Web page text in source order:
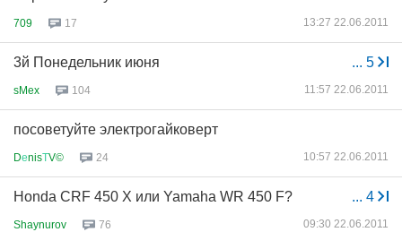
709 17 13:27 22.06.2011
... 5
3й Понедельник июня
sMex 104 11:57 22.06.2011
посоветуйте электрогайковерт
DеnisТV© 24 10:57 22.06.2011
... 4
Honda CRF 450 X или Yamaha WR 450 F?
Shaynurov 76 09:30 22.06.2011